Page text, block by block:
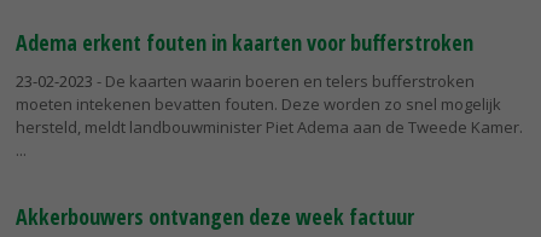
Adema erkent fouten in kaarten voor bufferstroken
23-02-2023 - De kaarten waarin boeren en telers bufferstroken
moeten intekenen bevatten fouten. Deze worden zo snel mogelijk
hersteld, meldt landbouwminister Piet Adema aan de Tweede Kamer.
Akkerbouwers ontvangen deze week factuur